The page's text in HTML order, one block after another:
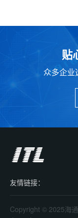
贴
众多企业
友情链接：
Copyright © 2025海